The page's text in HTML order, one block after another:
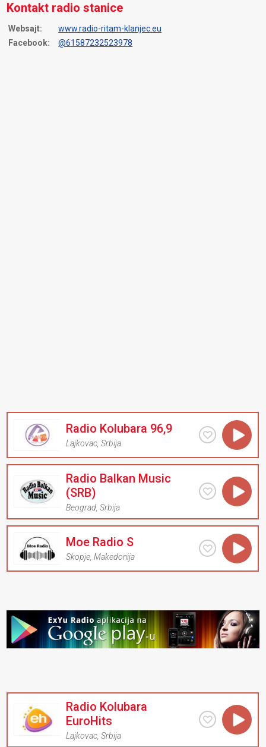
Kontakt radio stanice
Websajt:
www.radio-ritam-klanjec.eu
Facebook:
@61587232523978
Radio Kolubara 96,9
Lajkovac ,Srbija
Radio Balkan Music
(SRB)
Beograd ,Srbija
Moe Radio S
Skopje ,Makedonija
Radio Kolubara
EuroHits
Lajkovac ,Srbija